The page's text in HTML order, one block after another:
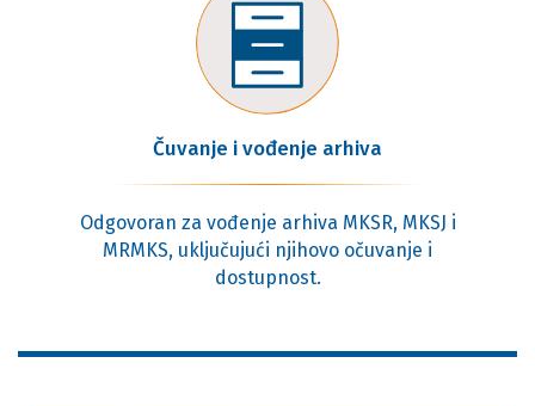
Čuvanje i vođenje arhiva
Odgovoran za vođenje arhiva MKSR, MKSJ i
MRMKS, uključujući njihovo očuvanje i
dostupnost.